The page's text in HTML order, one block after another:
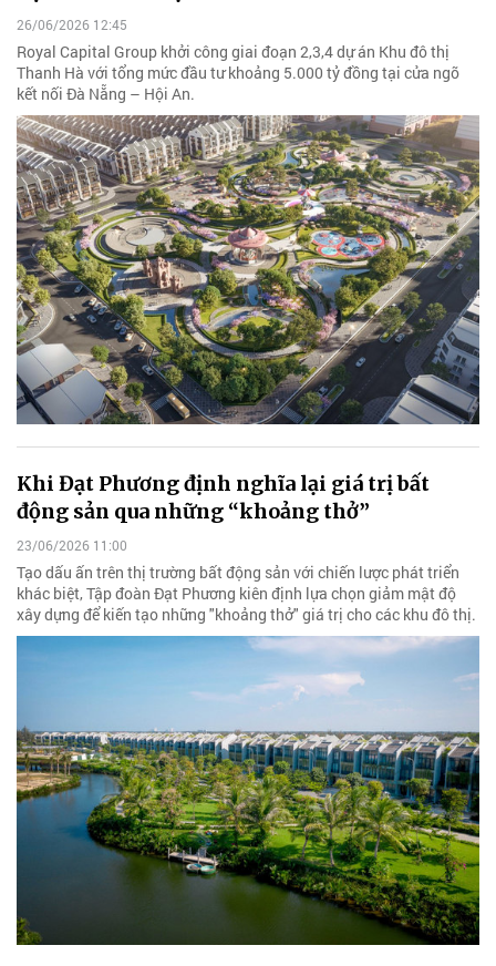
26/06/2026 12:45
Royal Capital Group khởi công giai đoạn 2,3,4 dự án Khu đô thị
Thanh Hà với tổng mức đầu tư khoảng 5.000 tỷ đồng tại cửa ngõ
kết nối Đà Nẵng – Hội An.
Khi Đạt Phương định nghĩa lại giá trị bất
động sản qua những “khoảng thở”
23/06/2026 11:00
Tạo dấu ấn trên thị trường bất động sản với chiến lược phát triển
khác biệt, Tập đoàn Đạt Phương kiên định lựa chọn giảm mật độ
xây dựng để kiến tạo những "khoảng thở" giá trị cho các khu đô thị.